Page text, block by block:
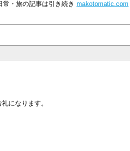
常・旅の記事は引き続き makotomatic.com
になります。